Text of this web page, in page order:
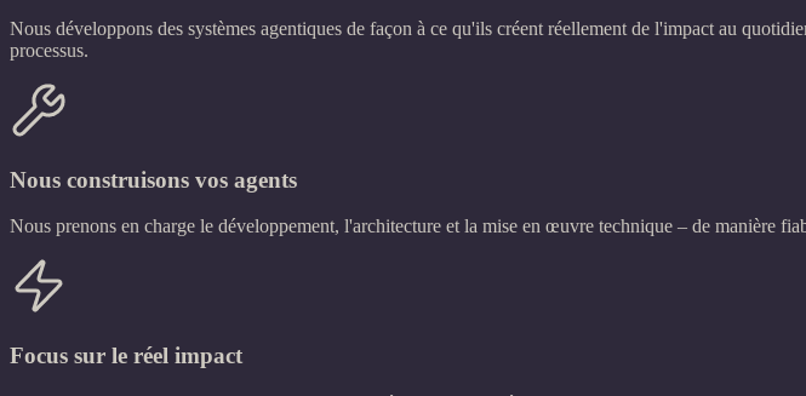
Nous développons des systèmes agentiques de façon à ce qu'ils créent réellement de l'impact au
processus.
Nous construisons vos agents
Nous prenons en charge le développement, l'architecture et la mise en œuvre technique – de manière
Focus sur le réel impact